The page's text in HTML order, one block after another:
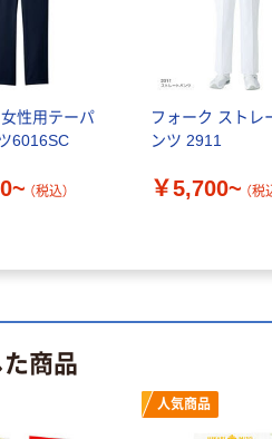
性用テーパ
6016SC
（税込）
フォーク ストレ
ンツ 2911
￥5,700~ （税
商品
人気商品